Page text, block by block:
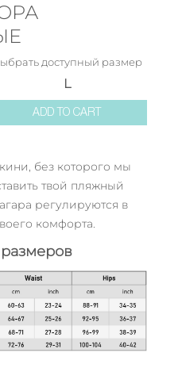
доступный размер
L
ADD TO CART
без которого мы
твой пляжный
регулируются в
комфорта.